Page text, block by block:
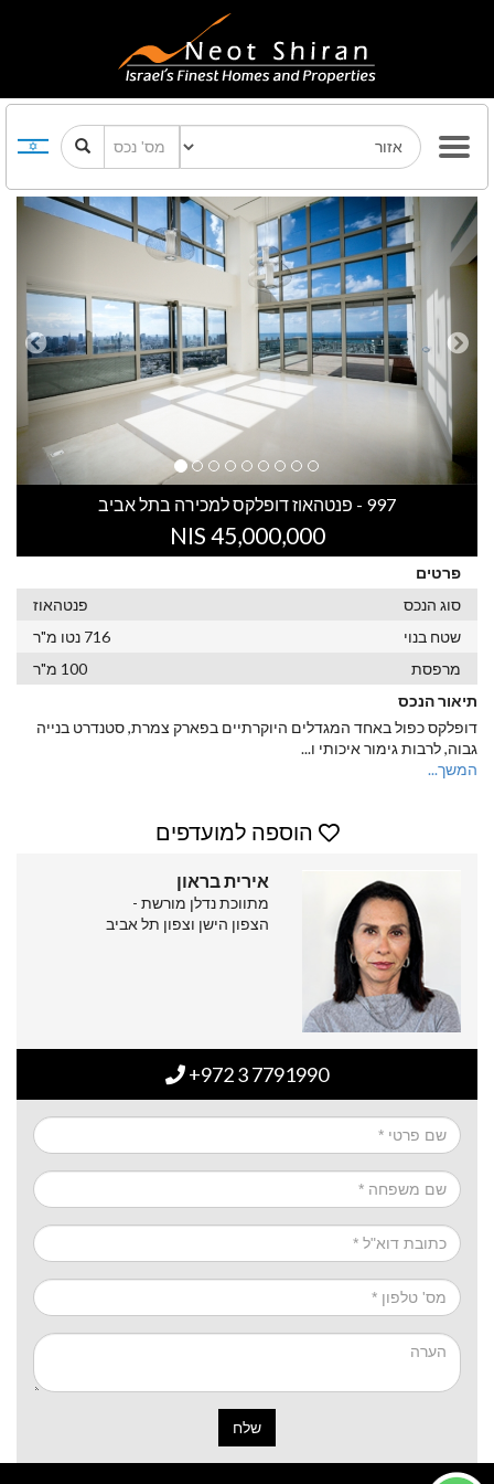
Previous Next
997 - פנטהאוז דופלקס למכירה בתל אביב
45,000,000 NIS
פרטים
סוג הנכס
פנטהאוז
שטח בנוי
716 נטו מ"ר
מרפסת
100 מ"ר
תיאור הנכס
דופלקס כפול באחד המגדלים היוקרתיים בפארק צמרת, סטנדרט בנייה
גבוה, לרבות גימור איכותי ו...
המשך...
הוספה למועדפים
אירית בראון
מתווכת נדלן מורשת -
הצפון הישן וצפון תל אביב
+972 3 7791990
שלח